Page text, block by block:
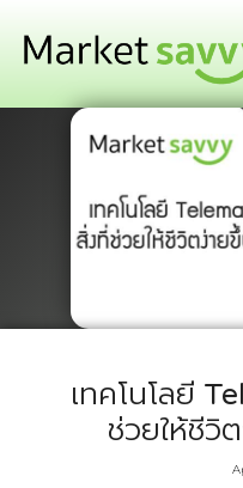
เทคโนโลยี
ช่วยให้ชีวิ